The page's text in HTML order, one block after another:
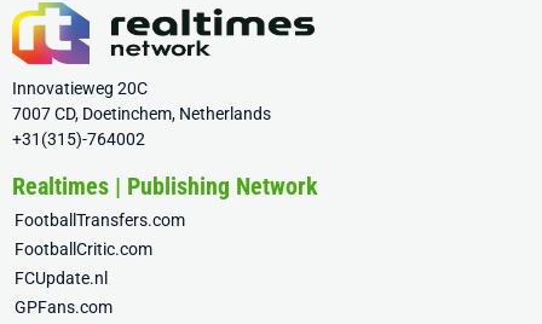
Innovatieweg 20C
7007 CD, Doetinchem, Netherlands
+31(315)-764002
Realtimes | Publishing Network
FootballTransfers.com
FootballCritic.com
FCUpdate.nl
GPFans.com